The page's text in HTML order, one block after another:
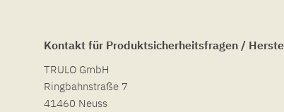
Kontakt für Produktsicherheitsfragen /
TRULO GmbH
Ringbahnstraße 7
41460 Neuss